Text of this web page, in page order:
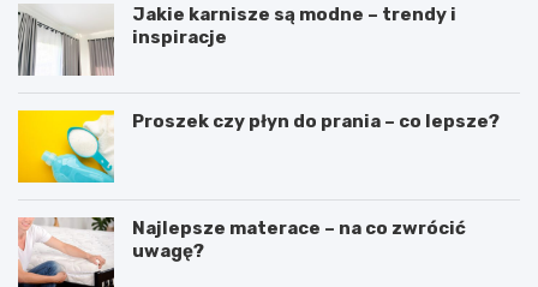
Jakie karnisze są modne – trendy i
inspiracje
Proszek czy płyn do prania – co lepsze?
Najlepsze materace – na co zwrócić
uwagę?